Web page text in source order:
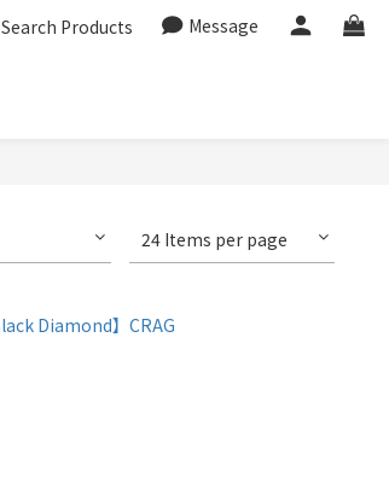
Search Products Message
24 Items per page